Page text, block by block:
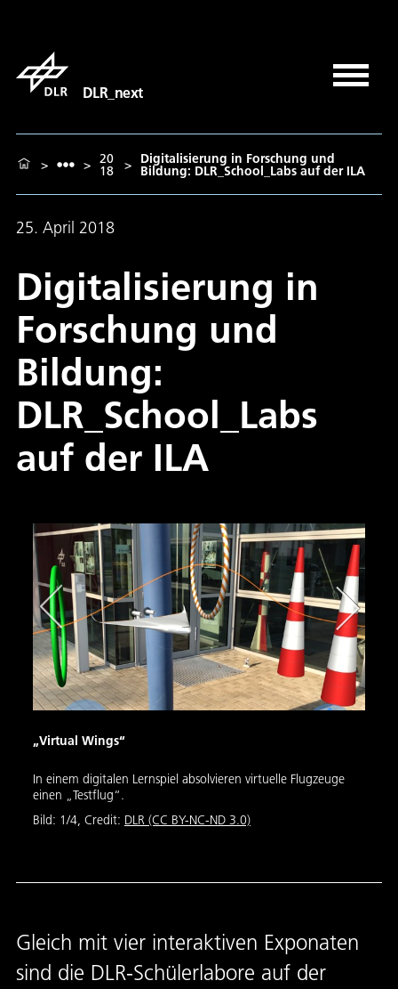
DLR_next
> > 20
18 > Digitalisierung in Forschung und
Bildung: DLR_School_Labs auf der ILA
25. April 2018
Digitalisierung in
Forschung und
Bildung:
DLR_School_Labs
auf der ILA
„Virtual Wings“
In einem digitalen Lernspiel absolvieren virtuelle Flugzeuge
einen „Testflug“.
Bild: 1/4, Credit: DLR (CC BY-NC-ND 3.0)
Gleich mit vier interaktiven Exponaten
sind die DLR-Schülerlabore auf der